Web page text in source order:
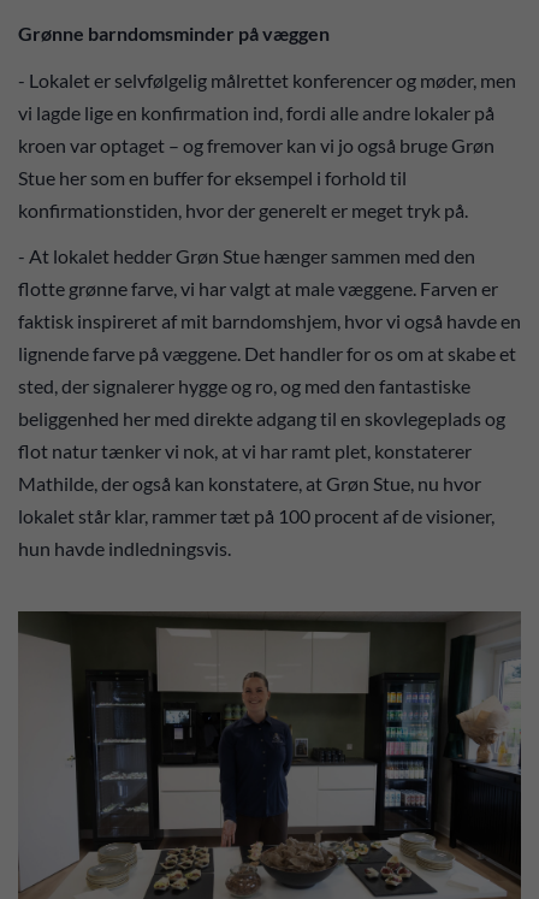
Grønne barndomsminder på væggen
- Lokalet er selvfølgelig målrettet konferencer og møder, men
vi lagde lige en konfirmation ind, fordi alle andre lokaler på
kroen var optaget – og fremover kan vi jo også bruge Grøn
Stue her som en buffer for eksempel i forhold til
konfirmationstiden, hvor der generelt er meget tryk på.
- At lokalet hedder Grøn Stue hænger sammen med den
flotte grønne farve, vi har valgt at male væggene. Farven er
faktisk inspireret af mit barndomshjem, hvor vi også havde en
lignende farve på væggene. Det handler for os om at skabe et
sted, der signalerer hygge og ro, og med den fantastiske
beliggenhed her med direkte adgang til en skovlegeplads og
flot natur tænker vi nok, at vi har ramt plet, konstaterer
Mathilde, der også kan konstatere, at Grøn Stue, nu hvor
lokalet står klar, rammer tæt på 100 procent af de visioner,
hun havde indledningsvis.